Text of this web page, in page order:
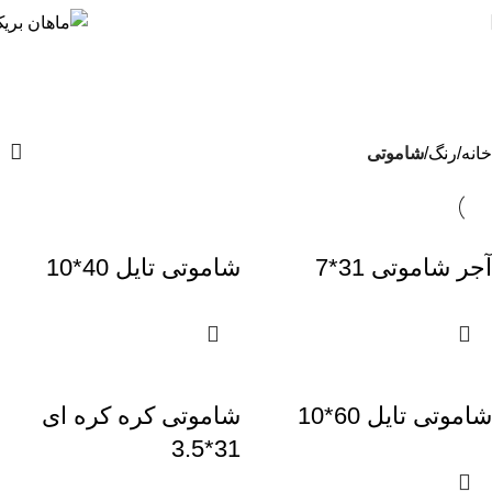
خانه رنگ شاموتی
آجر شاموتی 31*7 شاموتی تایل 40*10
شاموتی تایل 60*10
شاموتی کره کره ای
31*3.5